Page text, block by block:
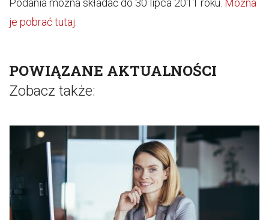
Podania można składać do 30 lipca 2011 roku. Można
je pobrać tutaj
POWIĄZANE AKTUALNOŚCI
Zobacz także: